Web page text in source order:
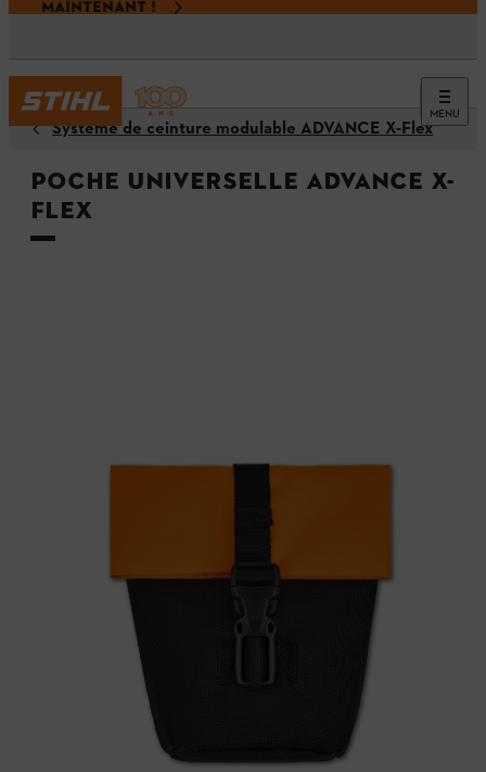
MAINTENANT !
MENU
Système de ceinture modulable ADVANCE X-Flex
Poche universelle ADVANCE X-
Flex